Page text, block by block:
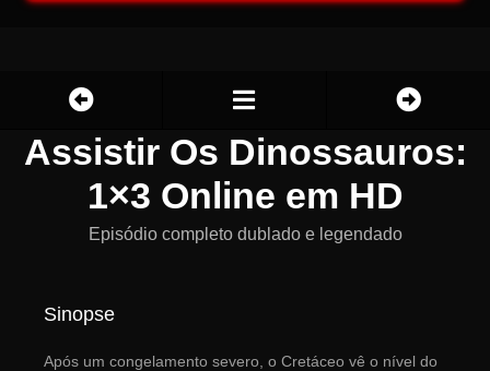
Assistir Os Dinossauros:
1×3 Online em HD
Episódio completo dublado e legendado
Sinopse
Após um congelamento severo, o Cretáceo vê o nível do